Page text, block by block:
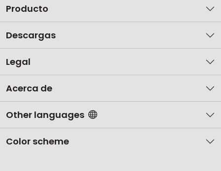
Producto
Descargas
Legal
Acerca de
Other languages
Color scheme